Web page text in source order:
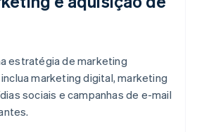
estratégia de marketing
marketing digital, marketing
sociais e campanhas de e-mail